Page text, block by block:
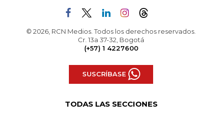
© 2026, RCN Medios. Todos los derechos reservados.
Cr. 13a 37-32, Bogotá
(+57) 1 4227600
SUSCRÍBASE
TODAS LAS SECCIONES